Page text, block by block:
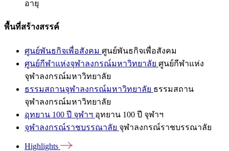
อายุ
พื้นที่สร้างสรรค์
ศูนย์พันธกิจเพื่อสังคม ศูนย์พันธกิจเพื่อสังคม
ศูนย์กีฬาแห่งจุฬาลงกรณ์มหาวิทยาลัย ศูนย์กีฬาแห่ง
จุฬาลงกรณ์มหาวิทยาลัย
ธรรมสถานจุฬาลงกรณ์มหาวิทยาลัย ธรรมสถาน
จุฬาลงกรณ์มหาวิทยาลัย
อุทยาน 100 ปี จุฬาฯ อุทยาน 100 ปี จุฬาฯ
จุฬาลงกรณ์ราชบรรณาลัย จุฬาลงกรณ์ราชบรรณาลัย
Highlights